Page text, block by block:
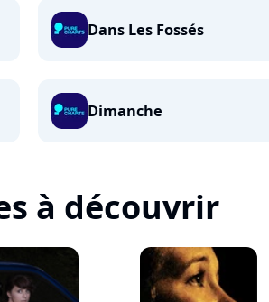
Dans Les Fossés
Dimanche
à découvrir